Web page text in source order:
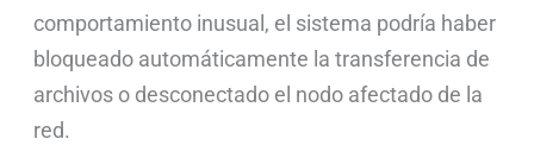
comportamiento inusual, el sistema podría haber
bloqueado automáticamente la transferencia de
archivos o desconectado el nodo afectado de la
red.